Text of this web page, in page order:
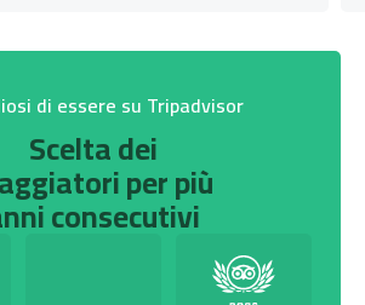
di essere su Tripadvisor
Scelta dei
per più
consecutivi